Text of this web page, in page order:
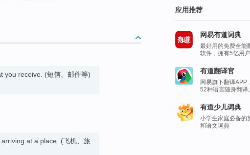
you receive. (短信、邮件等)
at a place. (飞机、旅
应用推荐